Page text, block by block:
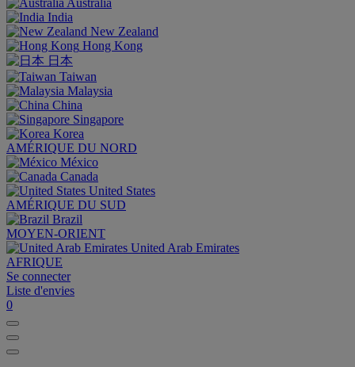
Australia
India
New Zealand
Hong Kong
日本
Taiwan
Malaysia
China
Singapore
Korea
AMÉRIQUE DU NORD
México
Canada
United States
AMÉRIQUE DU SUD
Brazil
MOYEN-ORIENT
United Arab Emirates
AFRIQUE
Se connecter
Liste d'envies
0